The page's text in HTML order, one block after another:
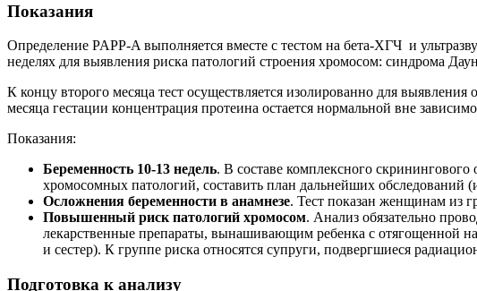
Показания
Определение PAPP-A выполняется вместе с тестом на бета-ХГЧ и
неделях для выявления риска патологий строения хромосом: синдрома
К концу второго месяца тест осуществляется изолированно для
месяца гестации концентрация протеина остается нормальной вне
Показания:
Беременность 10-13 недель. В составе комплексного скринингового
хромосомных патологий, составить план дальнейших обследований
Осложнения беременности в анамнезе. Тест показан женщинам из
Повышенный риск патологий хромосом. Анализ обязательно
лекарственные препараты, вынашивающим ребенка с отягощенной
и сестер). К группе риска относятся супруги, подвергшиеся
Подготовка к анализу